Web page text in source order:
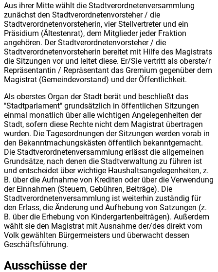
Aus ihrer Mitte wählt die Stadtverordnetenversammlung
zunächst den Stadtverordnetenvorsteher / die
Stadtverordnetenvorsteherin, vier Stellvertreter und ein
Präsidium (Ältestenrat), dem Mitglieder jeder Fraktion
angehören. Der Stadtverordnetenvorsteher / die
Stadtverordnetenvorsteherin bereitet mit Hilfe des Magistrats
die Sitzungen vor und leitet diese. Er/Sie vertritt als oberste/r
Repräsentantin / Repräsentant das Gremium gegenüber dem
Magistrat (Gemeindevorstand) und der Öffentlichkeit.
Als oberstes Organ der Stadt berät und beschließt das
"Stadtparlament" grundsätzlich in öffentlichen Sitzungen
einmal monatlich über alle wichtigen Angelegenheiten der
Stadt, sofern diese Rechte nicht dem Magistrat übertragen
wurden. Die Tagesordnungen der Sitzungen werden vorab in
den Bekanntmachungskästen öffentlich bekanntgemacht.
Die Stadtverordnetenversammlung erlässt die allgemeinen
Grundsätze, nach denen die Stadtverwaltung zu führen ist
und entscheidet über wichtige Haushaltsangelegenheiten, z.
B. über die Aufnahme von Krediten oder über die Verwendung
der Einnahmen (Steuern, Gebühren, Beiträge). Die
Stadtverordnetenversammlung ist weiterhin zuständig für
den Erlass, die Änderung und Aufhebung von Satzungen (z.
B. über die Erhebung von Kindergartenbeiträgen). Außerdem
wählt sie den Magistrat mit Ausnahme der/des direkt vom
Volk gewählten Bürgermeisters und überwacht dessen
Geschäftsführung.
Ausschüsse der